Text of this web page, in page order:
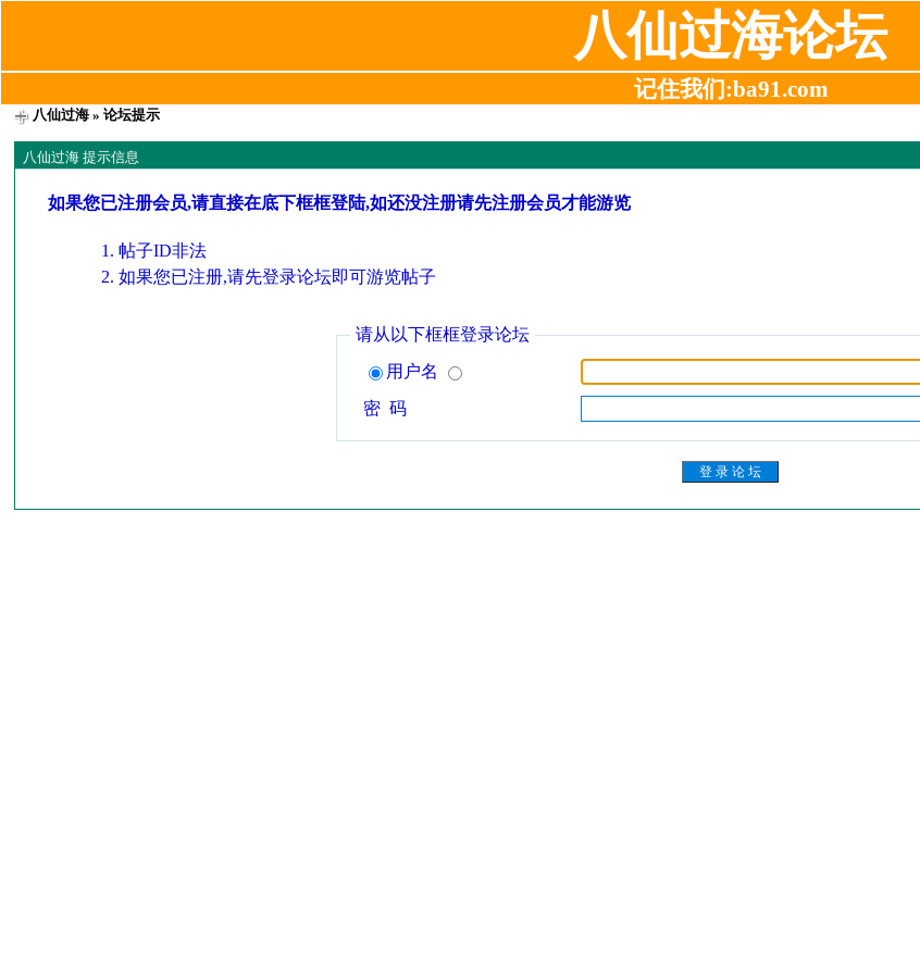
八仙过海论坛
记住我们:ba91.com
八仙过海 » 论坛提示
八仙过海 提示信息
如果您已注册会员,请直接在底下框框登陆,如还没注册请先注册会员才能游览
帖子ID非法
如果您已注册,请先登录论坛即可游览帖子
请从以下框框登录论坛
用户名
密 码